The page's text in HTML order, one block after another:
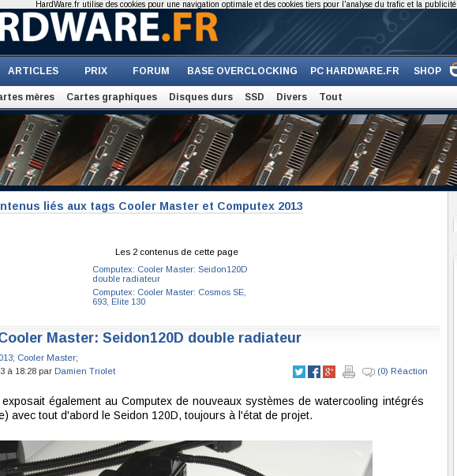
ARTICLES PRIX FORUM BASE OVERCLOCKING PC HARDWARE.FR SHOP
mères Cartes graphiques Disques durs SSD Divers Tout
liés aux tags Cooler Master et Computex 2013
Les 2 contenus de cette page
Computex: Cooler Master: Seidon120D
double radiateur
Computex: Cooler Master: Cosmos SE,
693, Elite 130
Master: Seidon120D double radiateur
; Cooler Master;
à 18:28 par Damien Triolet (0) Réaction
également au Computex de nouveaux systèmes de watercooling intégrés
avec tout d'abord le Seidon 120D, toujours à l'état de projet.
HardWare.fr utilise des cookies pour une navigation optimale et des cookies tiers pour l'analyse du trafic et la publicité